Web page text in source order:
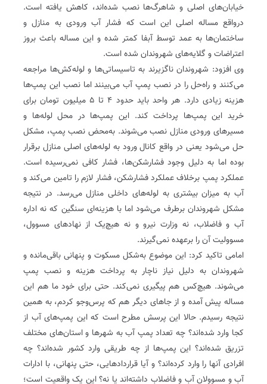
خیابان‌های اصلی و شاهرگ‌ها نصب شده‌اند، کاهش یافته است.
درواقع مساله اصلی این است که فشار آب ورودی به منازل و
ساختمان‌ها به عمد توسط آبفا کمتر شده و این مساله باعث بروز
اعتراضات و گلایه‌های شهروندان شده است.
وی افزود: شهروندان ناگزیرند به تاسیساتی‌ها و لوله‌کش‌ها مراجعه
می‌کنند و راه‌حل را در نصب پمپ آب می‌بینند اما نصب این پمپ‌ها
هزینه‌ زیادی دارد. هر واحد باید حدود 4 تا 5 میلیون تومان برای
خرید این پمپ‌ها پرداخت کند. این پمپ‌ها در محل لوله‌ها و
مسیرهای ورودی منازل نصب می‌شوند. به‌محض نصب پمپ، مشکل
حل می‌شود یعنی در واقع کانال ورود به لوله‌های اصلی منازل برقرار
بوده اما به دلیل وجود فشارشکن‌ها، فشار کافی نمی‌رسیده است.
عملکرد پمپ برخلاف عملکرد فشارشکن، فشار لازم را تامین می‌کند و
آب به میزان بیشتری به لوله‌های داخلی منازل می‌رسد. در نتیجه
مشکل شهروندان برطرف می‌شود اما با هزینه‌ای سنگین که نه اداره
آب و فاضلاب، نه وزارت نیرو و نه هیچ‌یک از نهادهای مسوول،
مسوولیت آن را برعهده نمی‌گیرند.
امامی تاکید کرد: این موضوع به‌شکل مسکوت و پنهانی باقی‌مانده و
شهروندان به دلیل نیاز ناچار به پرداخت هزینه و نصب پمپ
می‌شوند. هیچ‌کس هم پیگیری نمی‌کند. حتی برای خود ما هم این
مساله پیش آمده و از جاهای دیگر هم که پرس‌وجو کردم، به همین
نتیجه رسیدم. حالا این پرسش مطرح است که این پمپ‌های آب از
کجا وارد شده‌اند؟ چه تعداد پمپ آب به شهرها و استان‌های مختلف
تزریق شده‌اند؟ این پمپ‌ها از چه طریقی وارد کشور شده‌اند؟ چه
افرادی آنها را وارد کرده‌اند؟ و آیا قراردادهایی، حتی پنهانی، با ادارات
آب و مسوولان آب و فاضلاب داشته‌اند یا نه؟ این یک واقعیت است؛